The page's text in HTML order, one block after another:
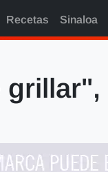
Recetas Sinaloa